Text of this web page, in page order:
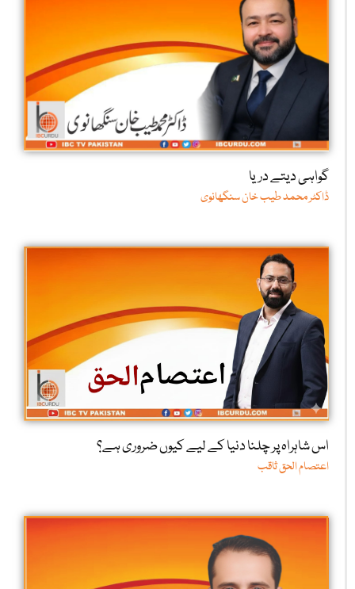
گواہی دیتے دریا
ڈاکٹر محمد طیب خان سنگھانوی
اس شاہراہ پر چلنا دنیا کے لیے کیوں ضروری ہے؟
اعتصام الحق ثاقب